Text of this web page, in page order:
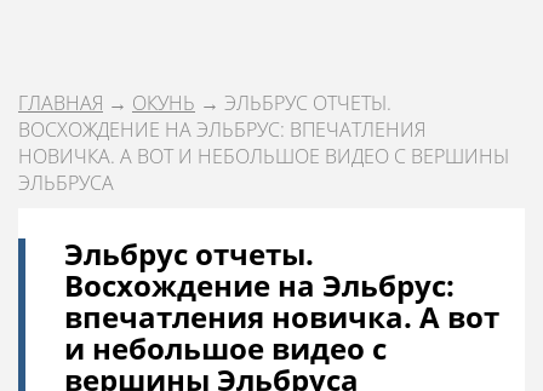
ГЛАВНАЯ → ОКУНЬ → ЭЛЬБРУС ОТЧЕТЫ.
ВОСХОЖДЕНИЕ НА ЭЛЬБРУС: ВПЕЧАТЛЕНИЯ
НОВИЧКА. А ВОТ И НЕБОЛЬШОЕ ВИДЕО С ВЕРШИНЫ
ЭЛЬБРУСА
Эльбрус отчеты.
Восхождение на Эльбрус:
впечатления новичка. А вот
и небольшое видео с
вершины Эльбруса